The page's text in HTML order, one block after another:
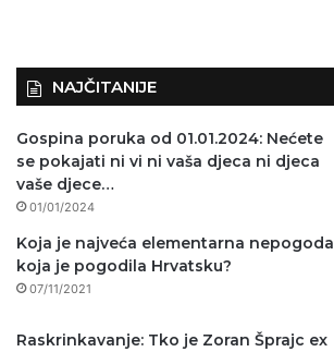
NAJČITANIJE
Gospina poruka od 01.01.2024: Nećete
se pokajati ni vi ni vaša djeca ni djeca
vaše djece…
01/01/2024
Koja je najveća elementarna nepogoda
koja je pogodila Hrvatsku?
07/11/2021
Raskrinkavanje: Tko je Zoran Šprajc ex